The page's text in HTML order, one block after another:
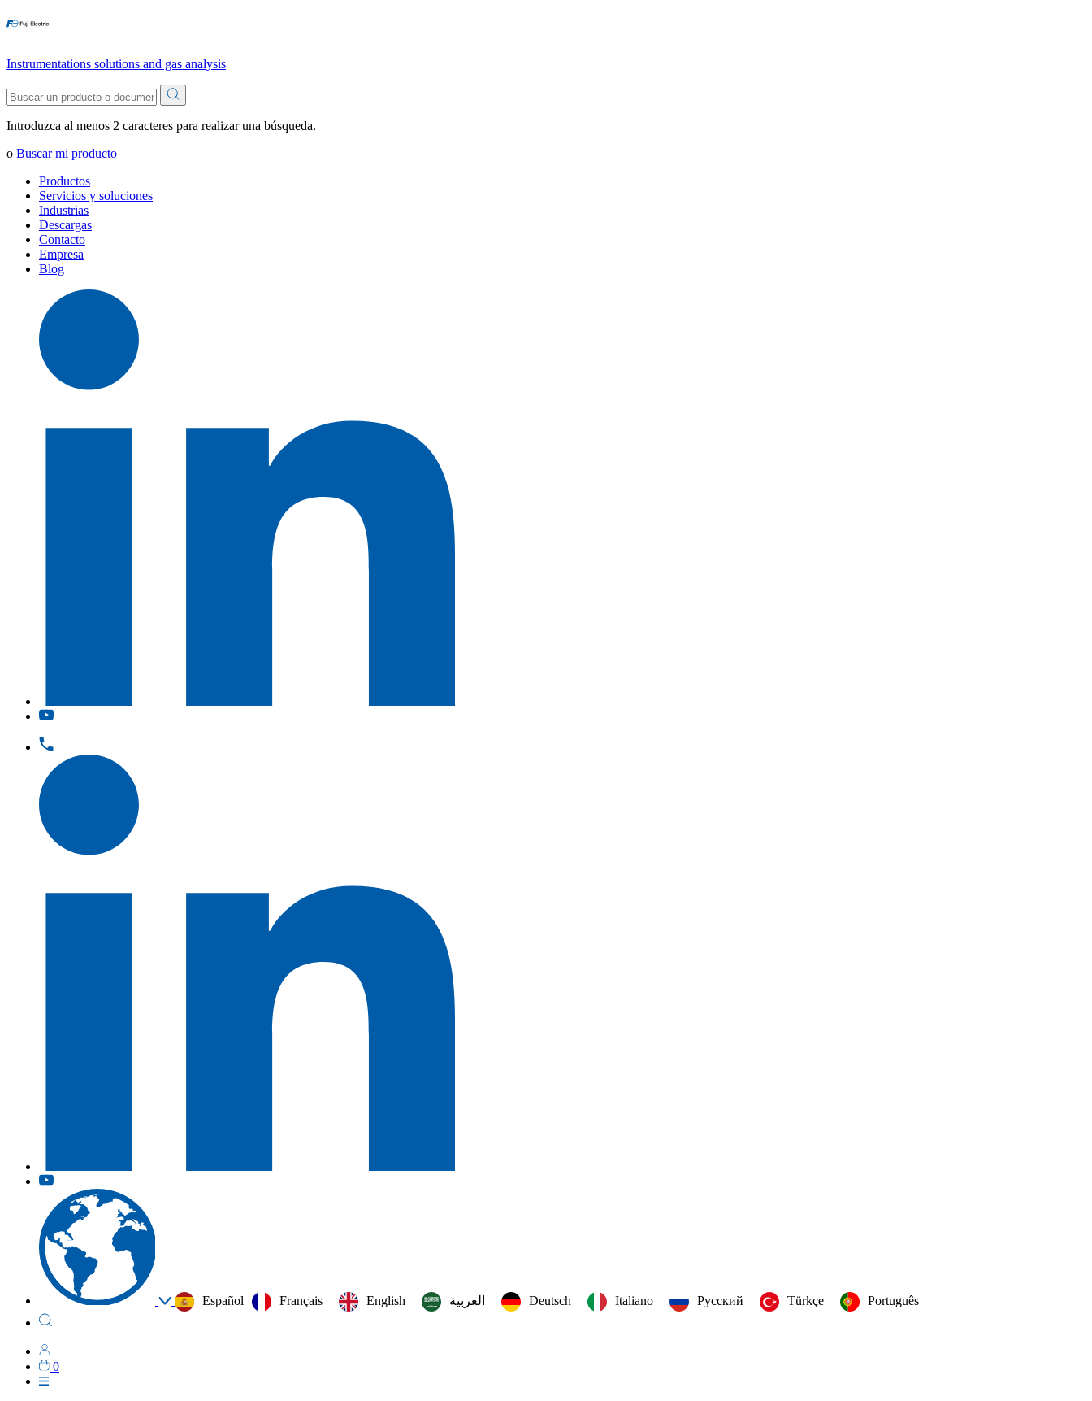
Instrumentations solutions and gas analysis
Introduzca al menos 2 caracteres para realizar una búsqueda.
o Buscar mi producto
Productos
Servicios y soluciones
Industrias
Descargas
Contacto
Empresa
Blog
Español Français English العربية‏ Deutsch Italiano Русский Türkçe Português
0